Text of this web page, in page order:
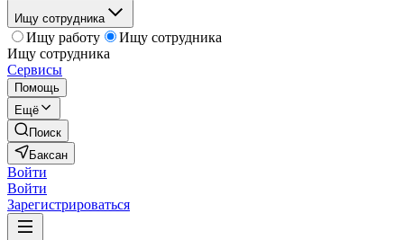
Ищу сотрудника
Ищу работу
Ищу сотрудника
Ищу сотрудника
Сервисы
Помощь
Ещё
Поиск
Баксан
Войти
Войти
Зарегистрироваться